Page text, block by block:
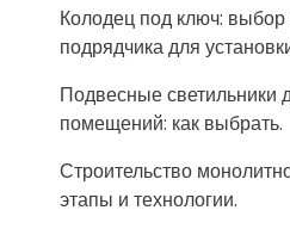
Колодец под ключ:
подрядчика для
Подвесные
помещений: как выбрать.
Строительство
этапы и технологии.